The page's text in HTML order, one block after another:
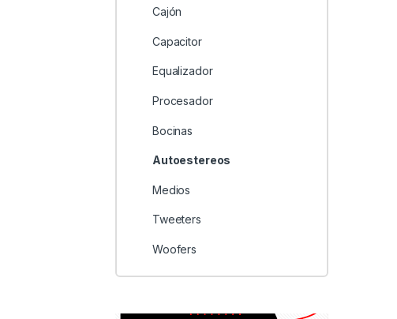
Cajón
Capacitor
Equalizador
Procesador
Bocinas
Autoestereos
Medios
Tweeters
Woofers